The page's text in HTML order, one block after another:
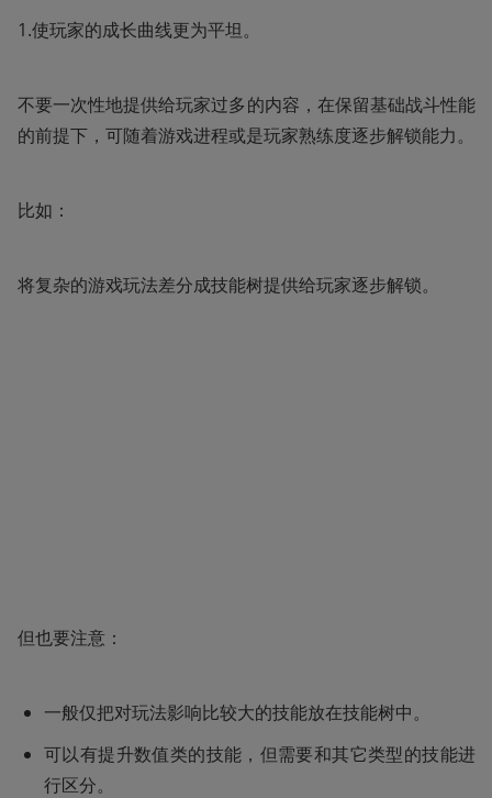
1.使玩家的成长曲线更为平坦。
不要一次性地提供给玩家过多的内容，在保留基础战斗性能
的前提下，可随着游戏进程或是玩家熟练度逐步解锁能力。
比如：
将复杂的游戏玩法差分成技能树提供给玩家逐步解锁。
但也要注意：
一般仅把对玩法影响比较大的技能放在技能树中。
可以有提升数值类的技能，但需要和其它类型的技能进
行区分。